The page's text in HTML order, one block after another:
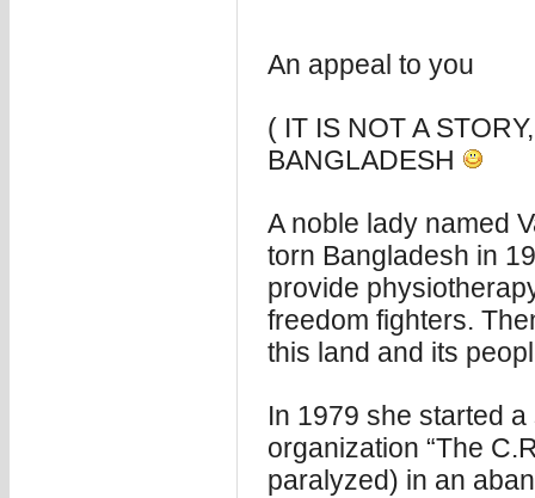
An appeal to you
( IT IS NOT A
BANGLADESH
A noble lady named
torn Bangladesh in
provide
freedom fighters.
this land and its
In 1979 she started
organization “The
paralyzed) in an